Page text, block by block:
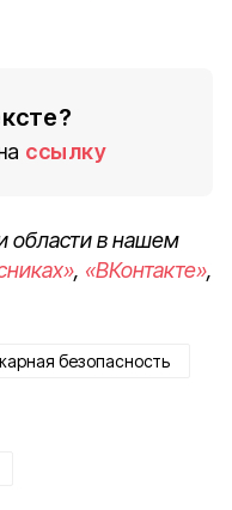
ссылку
области в нашем
, «ВКонтакте»,
безопасность